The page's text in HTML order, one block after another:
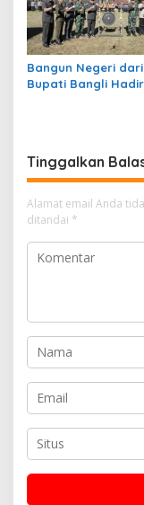
Bangun Negeri dari
Bupati Bangli
Tinggalkan
Alamat email Anda
ditandai *